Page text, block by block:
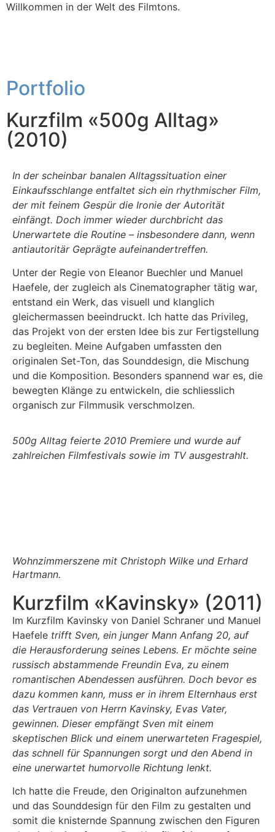
Willkommen in der Welt des Filmtons.
Portfolio
Kurzfilm «500g Alltag»
(2010)
In der scheinbar banalen Alltagssituation einer
Einkaufsschlange entfaltet sich ein rhythmischer Film,
der mit feinem Gespür die Ironie der Autorität
einfängt. Doch immer wieder durchbricht das
Unerwartete die Routine – insbesondere dann, wenn
antiautoritär Geprägte aufeinandertreffen.
Unter der Regie von Eleanor Buechler und Manuel
Haefele, der zugleich als Cinematographer tätig war,
entstand ein Werk, das visuell und klanglich
gleichermassen beeindruckt. Ich hatte das Privileg,
das Projekt von der ersten Idee bis zur Fertigstellung
zu begleiten. Meine Aufgaben umfassten den
originalen Set-Ton, das Sounddesign, die Mischung
und die Komposition. Besonders spannend war es, die
bewegten Klänge zu entwickeln, die schliesslich
organisch zur Filmmusik verschmolzen.
500g Alltag feierte 2010 Premiere und wurde auf
zahlreichen Filmfestivals sowie im TV ausgestrahlt.
Wohnzimmerszene mit Christoph Wilke und Erhard
Hartmann.
Kurzfilm «Kavinsky» (2011)
Im Kurzfilm Kavinsky von Daniel Schraner und Manuel
Haefele trifft Sven, ein junger Mann Anfang 20, auf
die Herausforderung seines Lebens. Er möchte seine
russisch abstammende Freundin Eva, zu einem
romantischen Abendessen ausführen. Doch bevor es
dazu kommen kann, muss er in ihrem Elternhaus erst
das Vertrauen von Herrn Kavinsky, Evas Vater,
gewinnen. Dieser empfängt Sven mit einem
skeptischen Blick und einem unerwarteten Fragespiel,
das schnell für Spannungen sorgt und den Abend in
eine unerwartet humorvolle Richtung lenkt.
Ich hatte die Freude, den Originalton aufzunehmen
und das Sounddesign für den Film zu gestalten und
somit die knisternde Spannung zwischen den Figuren